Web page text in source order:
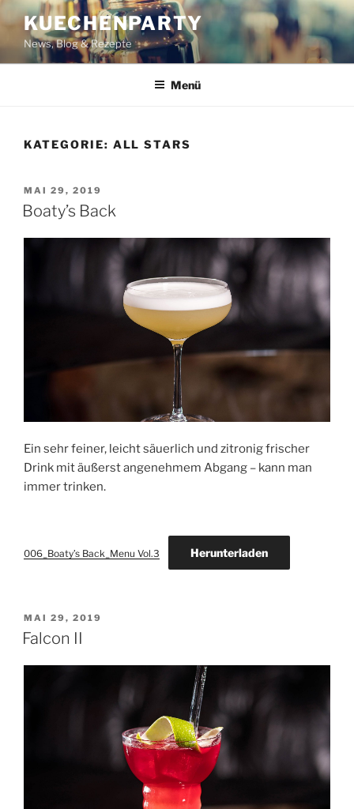
Zum
Inhalt
springen
KUECHENPARTY
News, Blog & Rezepte
Menü
KATEGORIE: ALL STARS
VERÖFFENTLICHT
AM
MAI 29, 2019
Boaty’s Back
Ein sehr feiner, leicht säuerlich und zitronig frischer
Drink mit äußerst angenehmem Abgang – kann man
immer trinken.
006_Boaty’s Back_Menu Vol.3 Herunterladen
VERÖFFENTLICHT
AM
MAI 29, 2019
Falcon II